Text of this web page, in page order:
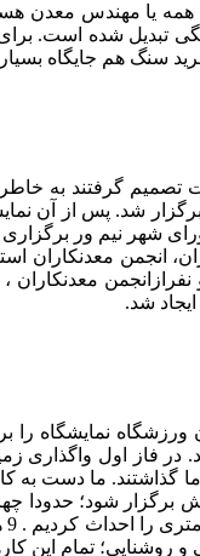
یا مهندس معدن
تبدیل شده است.
سنگ هم جایگاه
محلات تصمیم
شد. پس از آن
شهر نیم ور
انجمن
نفرازانجمن
شد.
تاسیس شد و دو سال در
گذاشتند. ما دست
این کارها در 86 روز